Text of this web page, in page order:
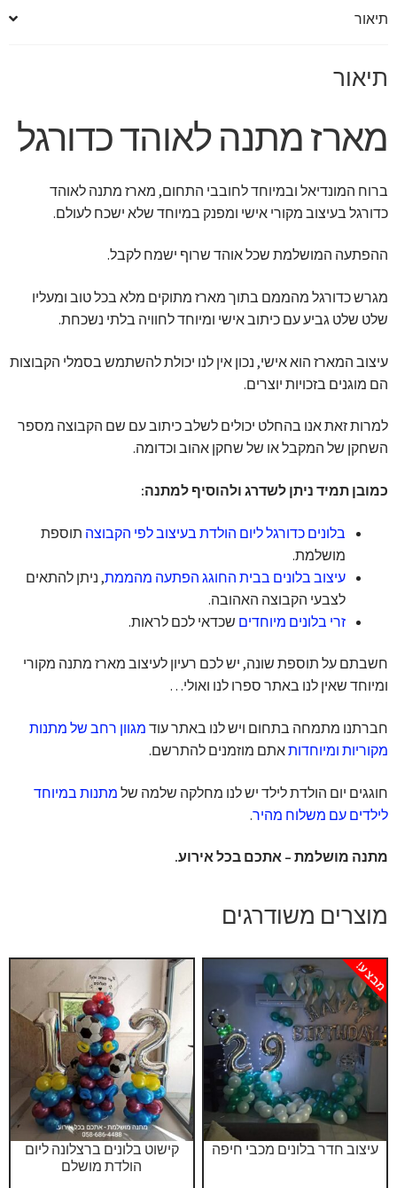
תיאור
תיאור
מארז מתנה לאוהד כדורגל
ברוח המונדיאל ובמיוחד לחובבי התחום, מארז מתנה לאוהד
כדורגל בעיצוב מקורי אישי ומפנק במיוחד שלא ישכח לעולם.
ההפתעה המושלמת שכל אוהד שרוף ישמח לקבל.
מגרש כדורגל מהממם בתוך מארז מתוקים מלא בכל טוב ומעליו
שלט שלט גביע עם כיתוב אישי ומיוחד לחוויה בלתי נשכחת.
עיצוב המארז הוא אישי, נכון אין לנו יכולת להשתמש בסמלי הקבוצות
הם מוגנים בזכויות יוצרים.
למרות זאת אנו בהחלט יכולים לשלב כיתוב עם שם הקבוצה מספר
השחקן של המקבל או של שחקן אהוב וכדומה.
כמובן תמיד ניתן לשדרג ולהוסיף למתנה:
בלונים כדורגל ליום הולדת בעיצוב לפי הקבוצה תוספת
מושלמת.
עיצוב בלונים בבית החוגג הפתעה מהממת, ניתן להתאים
לצבעי הקבוצה האהובה.
זרי בלונים מיוחדים שכדאי לכם לראות.
חשבתם על תוספת שונה, יש לכם רעיון לעיצוב מארז מתנה מקורי
ומיוחד שאין לנו באתר ספרו לנו ואולי…
חברתנו מתמחה בתחום ויש לנו באתר עוד מגוון רחב של מתנות
מקוריות ומיוחדותאתם מוזמנים להתרשם.
חוגגים יום הולדת לילד יש לנו מחלקה שלמה של מתנות במיוחד
לילדים עם משלוח מהיר.
מתנה מושלמת – אתכם בכל אירוע.
מוצרים משודרגים
קישוט בלונים ברצלונה ליום
הולדת מושלם
עיצוב חדר בלונים מכבי חיפה
מבצע!